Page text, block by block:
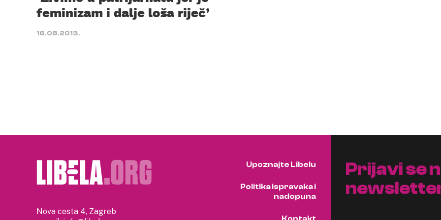
feminizam i dalje loša riječ’
16.08.2013.
Nova cesta 4, Zagreb
Upoznajte Libelu
Politika ispravaka i
nadopuna
Prijavi se